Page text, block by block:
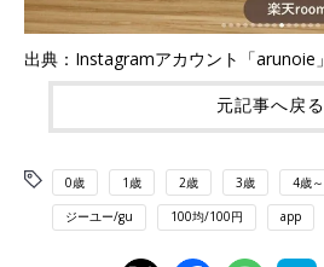
出典：Instagramアカウント「arunoie」
元記事へ戻る
0歳 1歳 2歳 3歳 4歳～
ジーユー/gu 100均/100円 app